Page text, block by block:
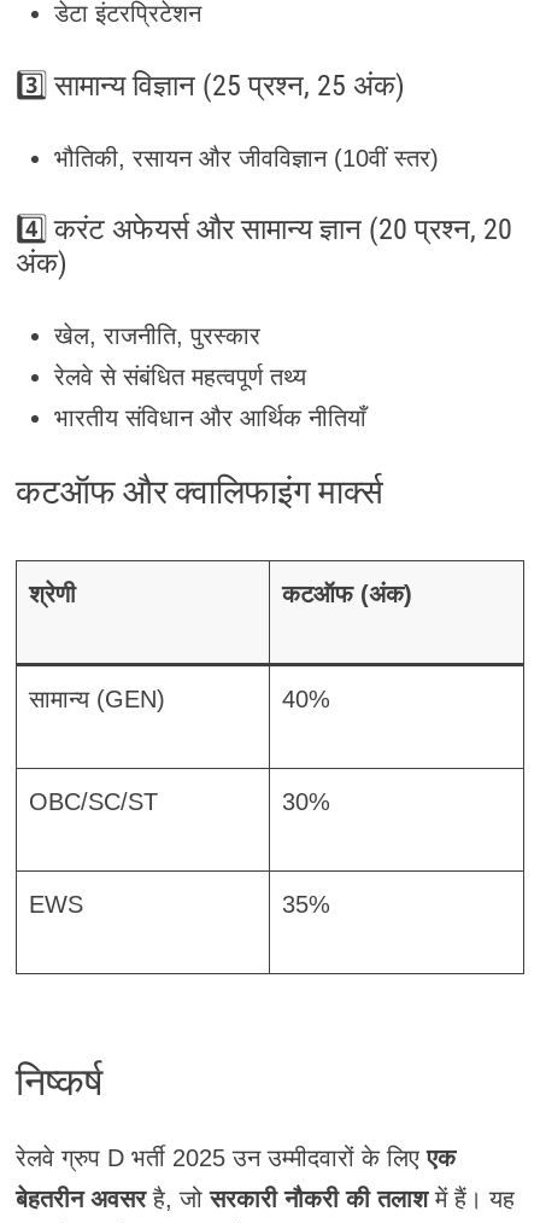
डेटा इंटरप्रिटेशन
3️⃣ सामान्य विज्ञान (25 प्रश्न, 25 अंक)
भौतिकी, रसायन और जीवविज्ञान (10वीं स्तर)
4️⃣ करंट अफेयर्स और सामान्य ज्ञान (20 प्रश्न, 20
अंक)
खेल, राजनीति, पुरस्कार
रेलवे से संबंधित महत्वपूर्ण तथ्य
भारतीय संविधान और आर्थिक नीतियाँ
कटऑफ और क्वालिफाइंग मार्क्स
श्रेणी कटऑफ (अंक)
सामान्य (GEN) 40%
OBC/SC/ST 30%
EWS 35%
निष्कर्ष
रेलवे ग्रुप D भर्ती 2025 उन उम्मीदवारों के लिएएक
बेहतरीन अवसरहै, जोसरकारी नौकरी की तलाशमें हैं। यह